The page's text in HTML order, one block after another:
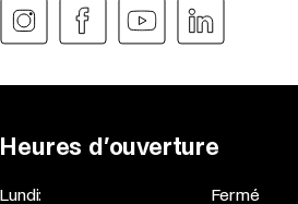
Heures d’ouverture
Lundi:
Fermé